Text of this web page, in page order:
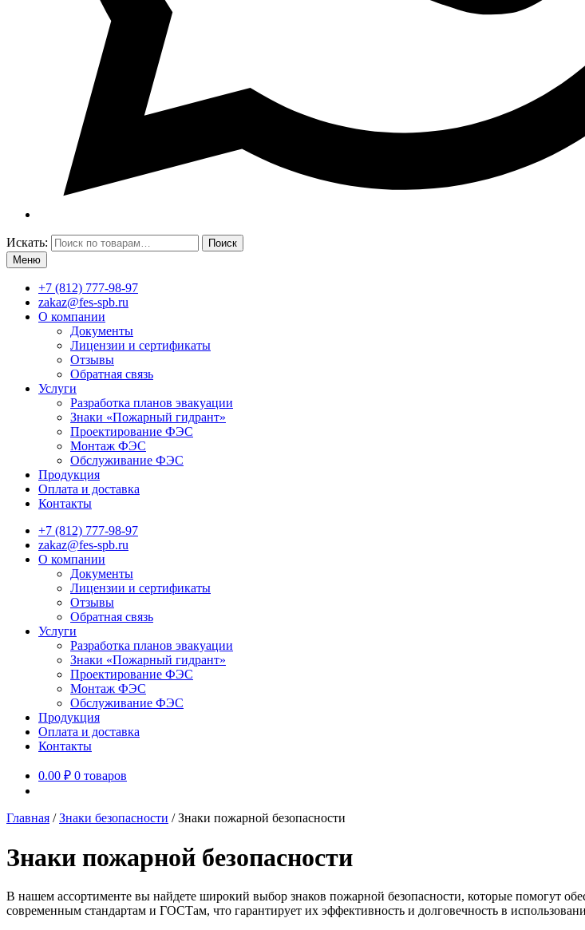
Искать:
Поиск
Меню
+7 (812) 777-98-97
zakaz@fes-spb.ru
О компании
Документы
Лицензии и сертификаты
Отзывы
Обратная связь
Услуги
Разработка планов эвакуации
Знаки «Пожарный гидрант»
Проектирование ФЭС
Монтаж ФЭС
Обслуживание ФЭС
Продукция
Оплата и доставка
Контакты
+7 (812) 777-98-97
zakaz@fes-spb.ru
О компании
Документы
Лицензии и сертификаты
Отзывы
Обратная связь
Услуги
Разработка планов эвакуации
Знаки «Пожарный гидрант»
Проектирование ФЭС
Монтаж ФЭС
Обслуживание ФЭС
Продукция
Оплата и доставка
Контакты
0.00 ₽ 0 товаров
Главная /Знаки безопасности /Знаки пожарной безопасности
Знаки пожарной безопасности
В нашем ассортименте вы найдете широкий выбор знаков пожарной безопасности, которые помогут
современным стандартам и ГОСТам, что гарантирует их эффективность и долговечность в